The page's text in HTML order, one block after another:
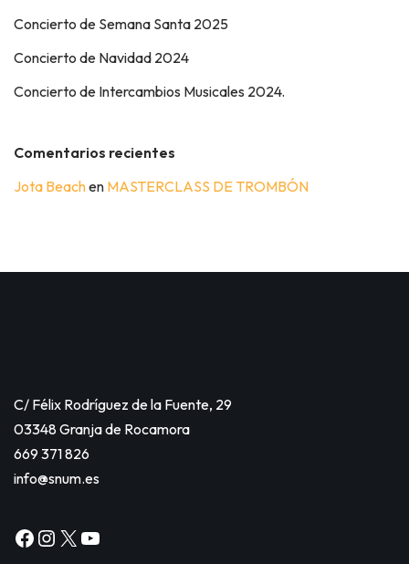
Concierto de Semana Santa 2025
Concierto de Navidad 2024
Concierto de Intercambios Musicales 2024.
Comentarios recientes
Jota Beachen MASTERCLASS DE TROMBÓN
C/ Félix Rodríguez de la Fuente, 29
03348 Granja de Rocamora
669 371 826
info@snum.es